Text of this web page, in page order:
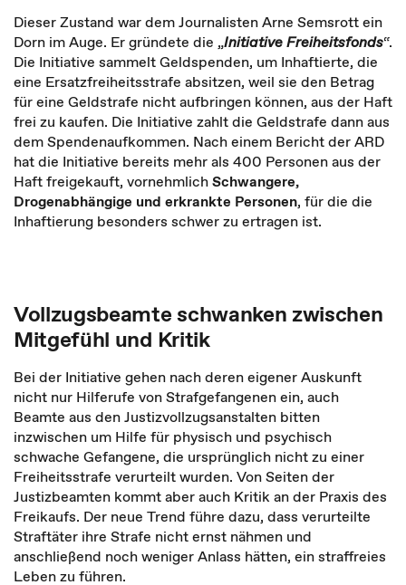
Dieser Zustand war dem Journalisten Arne Semsrott ein
Dorn im Auge. Er gründete die „Initiative Freiheitsfonds“.
Die Initiative sammelt Geldspenden, um Inhaftierte, die
eine Ersatzfreiheitsstrafe absitzen, weil sie den Betrag
für eine Geldstrafe nicht aufbringen können, aus der Haft
frei zu kaufen. Die Initiative zahlt die Geldstrafe dann aus
dem Spendenaufkommen. Nach einem Bericht der ARD
hat die Initiative bereits mehr als 400 Personen aus der
Haft freigekauft, vornehmlichSchwangere,
Drogenabhängige und erkrankte Personen, für die die
Inhaftierung besonders schwer zu ertragen ist.
Vollzugsbeamte schwanken zwischen
Mitgefühl und Kritik
Bei der Initiative gehen nach deren eigener Auskunft
nicht nur Hilferufe von Strafgefangenen ein, auch
Beamte aus den Justizvollzugsanstalten bitten
inzwischen um Hilfe für physisch und psychisch
schwache Gefangene, die ursprünglich nicht zu einer
Freiheitsstrafe verurteilt wurden. Von Seiten der
Justizbeamten kommt aber auch Kritik an der Praxis des
Freikaufs. Der neue Trend führe dazu, dass verurteilte
Straftäter ihre Strafe nicht ernst nähmen und
anschließend noch weniger Anlass hätten, ein straffreies
Leben zu führen.